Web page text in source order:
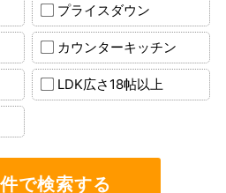
プライスダウン
カウンターキッチン
LDK広さ18帖以上